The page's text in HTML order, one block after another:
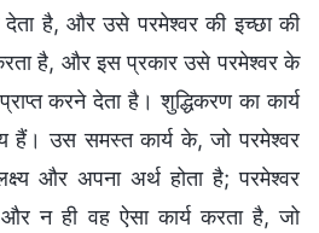
देता है, और उसे परमेश्वर की इच्छा की
है, और इस प्रकार उसे परमेश्वर के
करने देता है। शुद्धिकरण का कार्य
हैं। उस समस्त कार्य के, जो परमेश्वर
और अपना अर्थ होता है; परमेश्वर
और न ही वह ऐसा कार्य करता है, जो